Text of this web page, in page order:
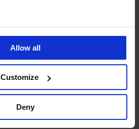
Allow all
Customize
Deny
Zakoupeno podle rádce
velikostí